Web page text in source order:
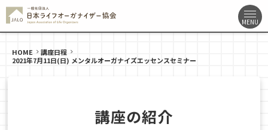
HOME
講座日程
2021年7月11日(日) メンタルオーガナイズエッセンスセミナー
講座の紹介